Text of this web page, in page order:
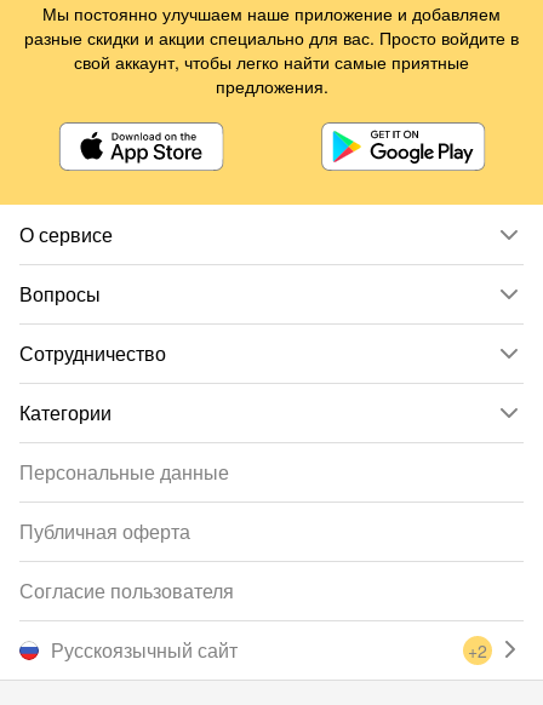
О сервисе
Вопросы
Сотрудничество
Категории
Русскоязычный сайт +2
Персональные данные
Публичная оферта
Согласие пользователя
Мы постоянно улучшаем наше приложение и добавляем
разные скидки и акции специально для вас. Просто войдите в
свой аккаунт, чтобы легко найти самые приятные
предложения.